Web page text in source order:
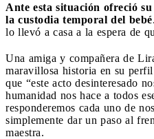
Ante esta situación ofreció
la custodia temporal del bebé
lo llevó a casa a la espera de
Una amiga y compañera de
maravillosa historia en su
que “este acto desinteresado
humanidad nos hace a todos
responderemos cada uno de
simplemente dar un paso al
maestra.